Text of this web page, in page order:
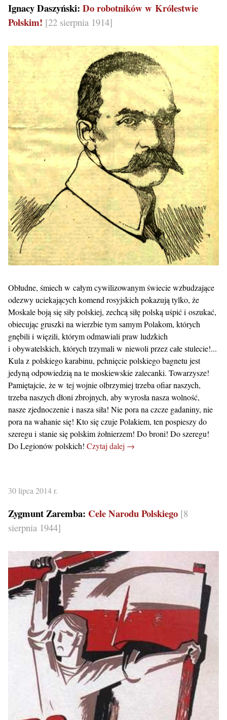
Ignacy Daszyński: Do robotników w Królestwie
Polskim! [22 sierpnia 1914]
Obłudne, śmiech w całym cywilizowanym świecie wzbudzające
odezwy uciekających komend rosyjskich pokazują tylko, że
Moskale boją się siły polskiej, zechcą siłę polską uśpić i oszukać,
obiecując gruszki na wierzbie tym samym Polakom, których
gnębili i więzili, którym odmawiali praw ludzkich
i obywatelskich, których trzymali w niewoli przez całe stulecie!...
Kula z polskiego karabinu, pchnięcie polskiego bagnetu jest
jedyną odpowiedzią na te moskiewskie zalecanki. Towarzysze!
Pamiętajcie, że w tej wojnie olbrzymiej trzeba ofiar naszych,
trzeba naszych dłoni zbrojnych, aby wyrosła nasza wolność,
nasze zjednoczenie i nasza siła! Nie pora na czcze gadaniny, nie
pora na wahanie się! Kto się czuje Polakiem, ten pospieszy do
szeregu i stanie się polskim żołnierzem! Do broni! Do szeregu!
Do Legionów polskich! Czytaj dalej →
30 lipca 2014 r.
Zygmunt Zaremba: Cele Narodu Polskiego [8
sierpnia 1944]